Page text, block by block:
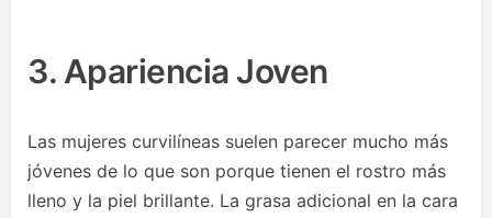
3. Apariencia Joven
Las mujeres curvilíneas suelen parecer mucho más
jóvenes de lo que son porque tienen el rostro más
lleno y la piel brillante. La grasa adicional en la cara